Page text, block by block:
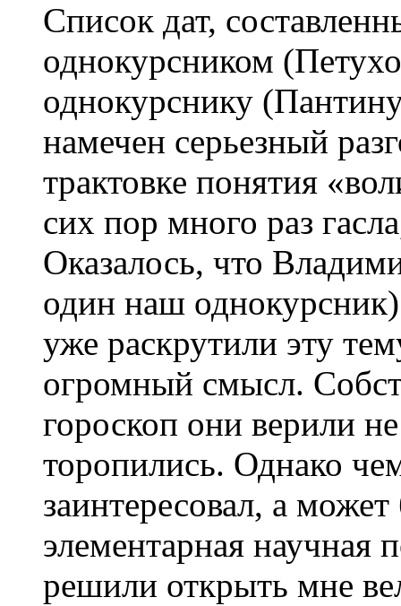
Список дат,
однокурсником
однокурснику
намечен серьезный
трактовке понятия
сих пор много раз
Оказалось, что
один наш
уже раскрутили эту
огромный смысл.
гороскоп они верили
торопились. Однако
заинтересовал, а может
элементарная
решили открыть мне